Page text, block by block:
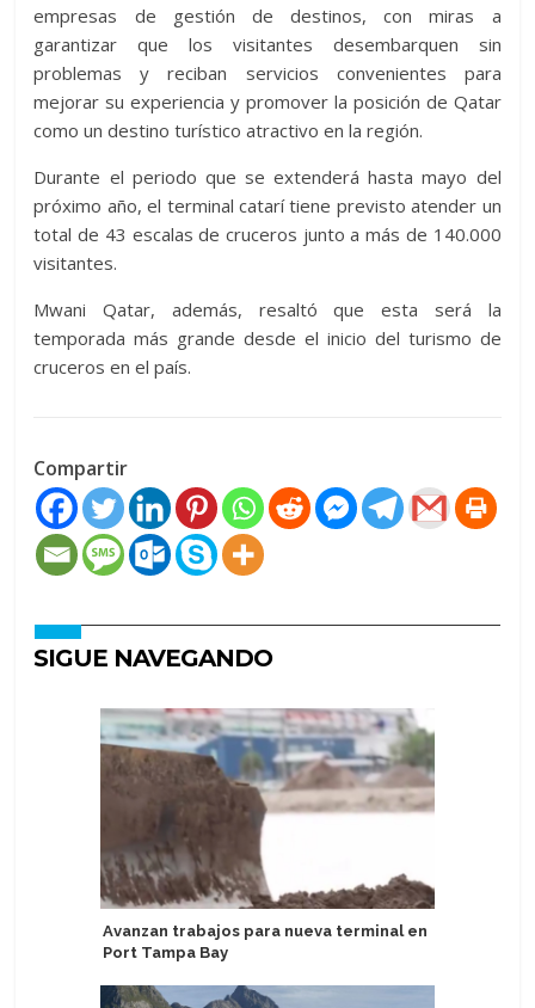
empresas de gestión de destinos, con miras a
garantizar que los visitantes desembarquen sin
problemas y reciban servicios convenientes para
mejorar su experiencia y promover la posición de Qatar
como un destino turístico atractivo en la región.
Durante el periodo que se extenderá hasta mayo del
próximo año, el terminal catarí tiene previsto atender un
total de 43 escalas de cruceros junto a más de 140.000
visitantes.
Mwani Qatar, además, resaltó que esta será la
temporada más grande desde el inicio del turismo de
cruceros en el país.
Compartir
SIGUE NAVEGANDO
Avanzan trabajos para nueva terminal en
Port Tampa Bay